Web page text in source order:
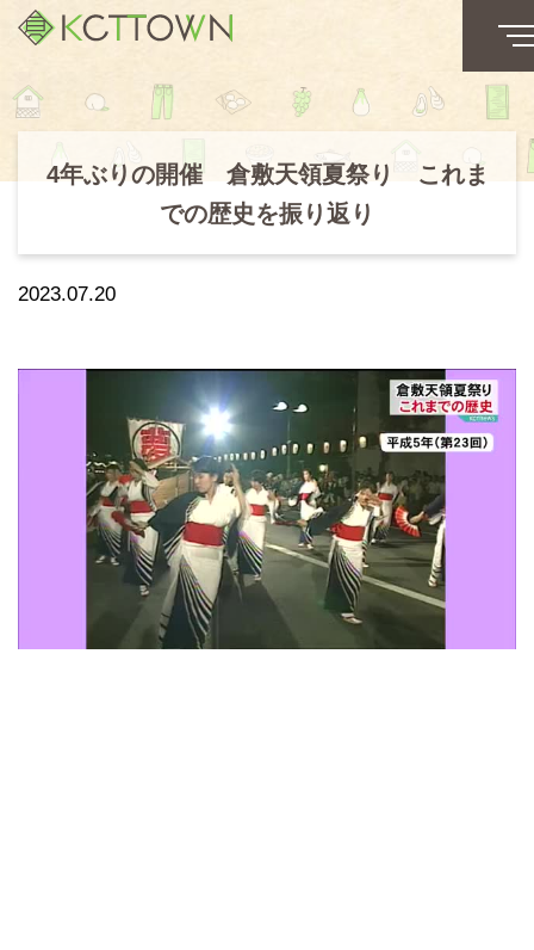
4年ぶりの開催 倉敷天領夏祭り これま
での歴史を振り返り
2023.07.20